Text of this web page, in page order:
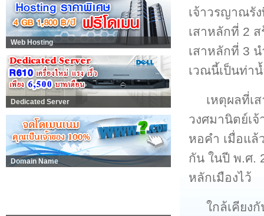
Web Hosting
Dedicated Server
Domain Name
เจ้าวรญาณรั
เสาหลักที่ 2
เสาหลักที่ 3
เวณนี้เป็นท่า
เหตุผลที่เ
วงศมานิตย์เ
หอคำ เมื่อแล้
กัน ในปี พ.ศ.
หลักเมืองไว้
ใกล้เคียง